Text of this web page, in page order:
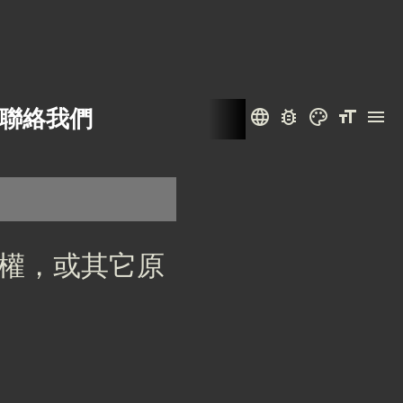
絡我們 language bug_report color_lens format_size menu
，或其它原